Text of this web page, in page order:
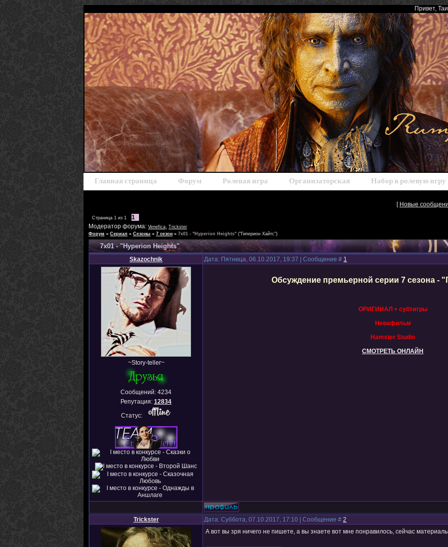
Привет,
Главная страница Форум Ролевая игра Организаторская Набор в ролевую игру
[ Новые
Страница 1 из 1
1
Модератор форума: Venefica, Trickster
Форум » Сериал » Сезоны » 7 сезон » 7х01 - "Hyperion Heights" ("Гиперион Хайтс")
7х01 - "Hyperion Heights"
Skazochnik Дата: Пятница, 06.10.2017, 19:37 | Сообщение # 1
~Story-teller~
Сообщений: 4234
Репутация: 12834
Статус:
Обсуждение премьерной серии 7 сезона -
ОРИГИНАЛ + субтитры
Невафильм
Hamster Studio
СМОТРЕТЬ ОНЛАЙН
Trickster Дата: Суббота, 07.10.2017, 17:10 | Сообщение # 2
А вот вы зря ничего не пишете, а вы знаете вот мне понравилось, сейчас